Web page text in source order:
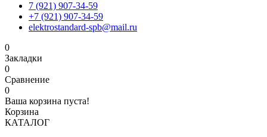
7 (921) 907-34-59
+7 (921) 907-34-59
elektrostandard-spb@mail.ru
0
Закладки
0
Сравнение
0
Ваша корзина пуста!
Корзина
КАТАЛОГ